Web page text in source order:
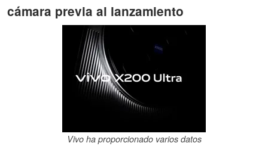
cámara previa al lanzamiento
Vivo ha proporcionado varios datos